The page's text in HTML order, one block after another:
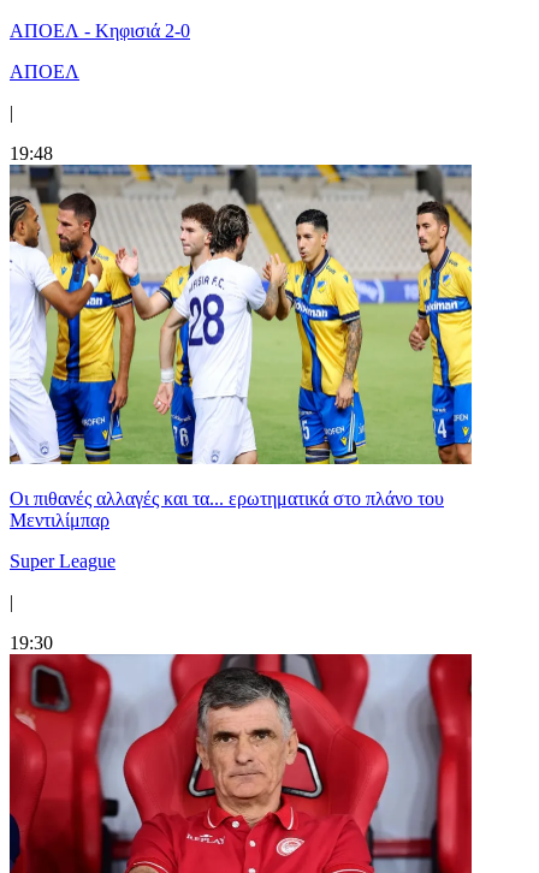
ΑΠΟΕΛ - Κηφισιά 2-0
ΑΠΟΕΛ
|
19:48
Οι πιθανές αλλαγές και τα... ερωτηματικά στο πλάνο του
Μεντιλίμπαρ
Super League
|
19:30